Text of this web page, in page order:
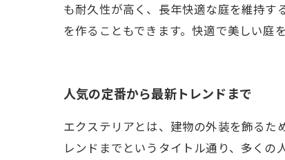
も耐久性が高く、長年快適な庭を維持
を作ることもできます。快適で美しい庭
人気の定番から最新トレンドまで
エクステリアとは、建物の外装を飾る
レンドまでというタイトル通り、多く